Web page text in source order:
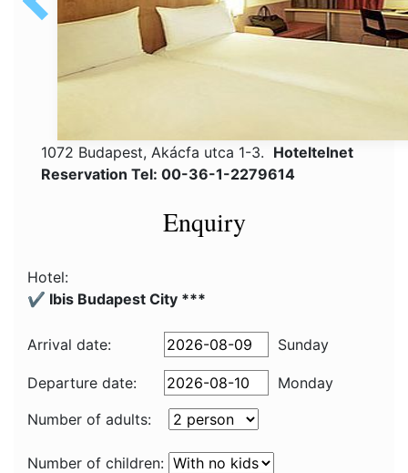
1072 Budapest, Akácfa utca 1-3. Hoteltelnet
Reservation Tel: 00-36-1-2279614
Enquiry
Hotel:
✔️ Ibis Budapest City ***
Arrival date: Sunday
Departure date:
Monday
Number of adults:
Number of children: